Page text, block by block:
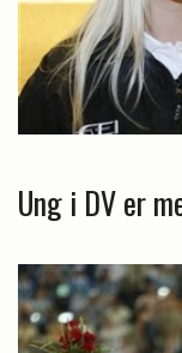
Ung i DV er